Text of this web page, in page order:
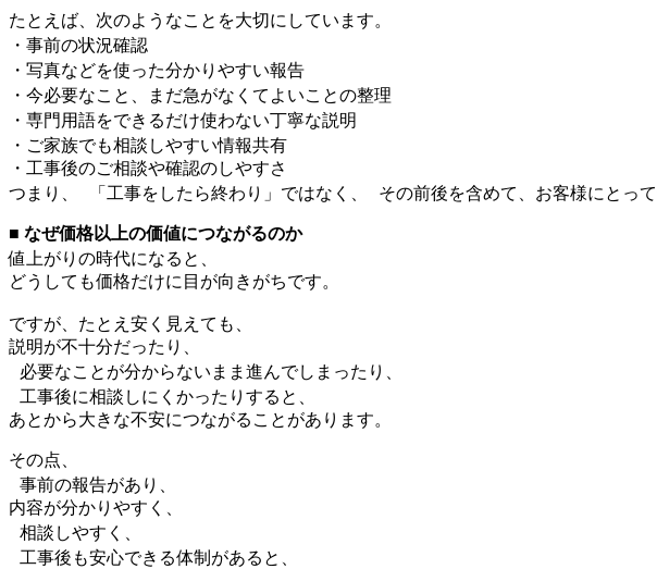
たとえば、次のようなことを大切にしています。
・事前の状況確認
・写真などを使った分かりやすい報告
・今必要なこと、まだ急がなくてよいことの整理
・専門用語をできるだけ使わない丁寧な説明
・ご家族でも相談しやすい情報共有
・工事後のご相談や確認のしやすさ
つまり、 「工事をしたら終わり」ではなく、 その前後を含めて、お客様にとっ
■ なぜ価格以上の価値につながるのか
値上がりの時代になると、
どうしても価格だけに目が向きがちです。
ですが、たとえ安く見えても、
説明が不十分だったり、
必要なことが分からないまま進んでしまったり、
工事後に相談しにくかったりすると、
あとから大きな不安につながることがあります。
その点、
事前の報告があり、
内容が分かりやすく、
相談しやすく、
工事後も安心できる体制があると、